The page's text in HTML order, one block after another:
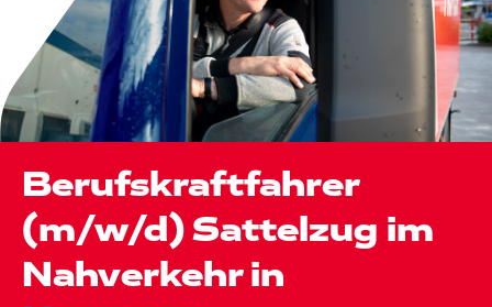
Berufskraftfahrer
(m/w/d) Sattelzug im
Nahverkehr in